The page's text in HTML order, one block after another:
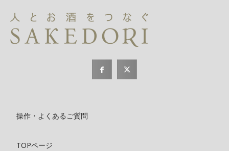
操作・よくあるご質問
TOPページ